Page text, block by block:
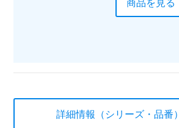
商品を見る
詳細情報（シリーズ・品番）